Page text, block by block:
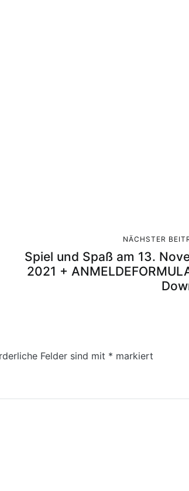
NÄCHSTER
Spiel und Spaß am 13.
2021 +
Felder sind mit * markiert